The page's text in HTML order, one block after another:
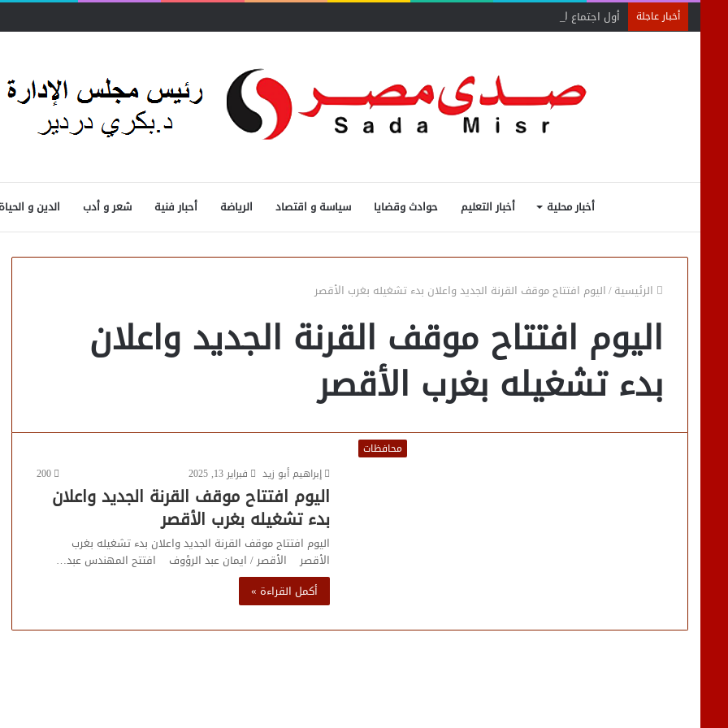
أخبار عاجلة أول اجتماع لأمانة المجالس المحلية بحماة الوطن بالبحيرة يحدد الأولويات
أخبار محلية أخبار التعليم حوادث وقضايا سياسة و اقتصاد الرياضة أحبار فنية شعر و أدب الدين و الحياة
الرئيسية/اليوم افتتاح موقف القرنة الجديد واعلان بدء تشغيله بغرب الأقصر
اليوم افتتاح موقف القرنة الجديد واعلان
بدء تشغيله بغرب الأقصر
محافظات
إبراهيم أبو زيد
فبراير 13, 2025 200
اليوم افتتاح موقف القرنة الجديد واعلان
بدء تشغيله بغرب الأقصر
اليوم افتتاح موقف القرنة الجديد واعلان بدء تشغيله بغرب
الأقصر الأقصر / ايمان عبد الرؤوف افتتح المهندس عبد…
أكمل القراءة »